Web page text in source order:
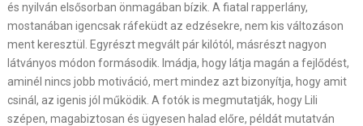
és nyilván elsősorban önmagában bízik. A fiatal rapperlány,
mostanában igencsak ráfeküdt az edzésekre, nem kis változáson
ment keresztül. Egyrészt megvált pár kilótól, másrészt nagyon
látványos módon formásodik. Imádja, hogy látja magán a fejlődést,
aminél nincs jobb motiváció, mert mindez azt bizonyítja, hogy amit
csinál, az igenis jól működik. A fotók is megmutatják, hogy Lili
szépen, magabiztosan és ügyesen halad előre, példát mutatván